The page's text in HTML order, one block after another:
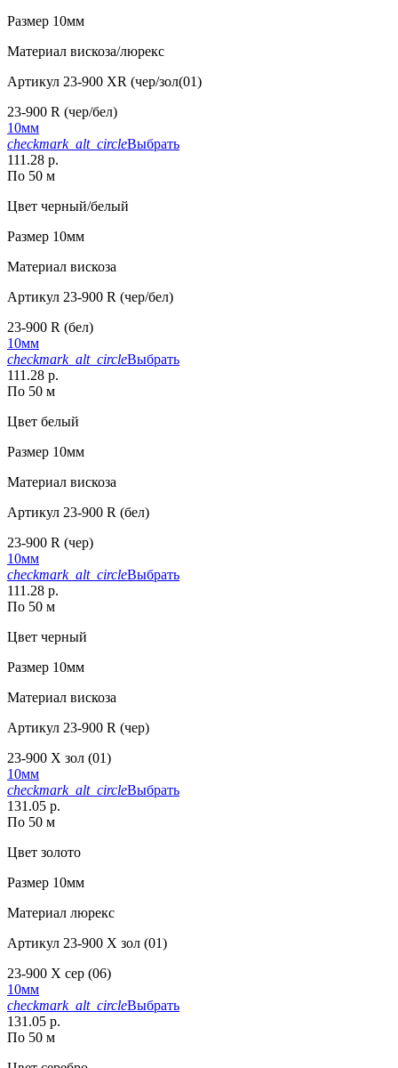
Размер 10мм
Материал вискоза/люрекс
Артикул 23-900 XR (чер/зол(01)
23-900 R (чер/бел)
10мм
checkmark_alt_circleВыбрать
111.28 р.
По 50 м
Цвет черный/белый
Размер 10мм
Материал вискоза
Артикул 23-900 R (чер/бел)
23-900 R (бел)
10мм
checkmark_alt_circleВыбрать
111.28 р.
По 50 м
Цвет белый
Размер 10мм
Материал вискоза
Артикул 23-900 R (бел)
23-900 R (чер)
10мм
checkmark_alt_circleВыбрать
111.28 р.
По 50 м
Цвет черный
Размер 10мм
Материал вискоза
Артикул 23-900 R (чер)
23-900 X зол (01)
10мм
checkmark_alt_circleВыбрать
131.05 р.
По 50 м
Цвет золото
Размер 10мм
Материал люрекс
Артикул 23-900 X зол (01)
23-900 X сер (06)
10мм
checkmark_alt_circleВыбрать
131.05 р.
По 50 м